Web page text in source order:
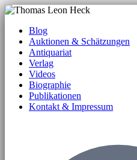
Blog
Auktionen & Schätzungen
Antiquariat
Verlag
Videos
Biographie
Publikationen
Kontakt & Impressum